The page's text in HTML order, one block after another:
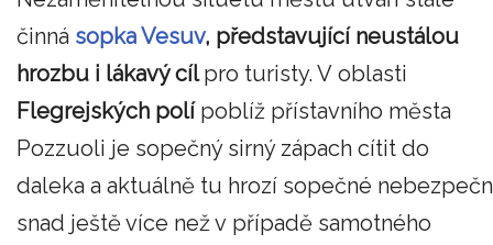
činná sopka Vesuv, představující neustálou
hrozbu i lákavý cílpro turisty. V oblasti
Flegrejských polípoblíž přístavního města
Pozzuoli je sopečný sirný zápach cítit do
daleka a aktuálně tu hrozí sopečné
snad ještě více než v případě samotného